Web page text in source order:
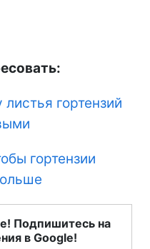
гортензий
гортензии
Подпишитесь на
в Google!